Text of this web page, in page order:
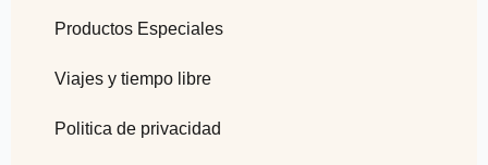
Productos Especiales
Viajes y tiempo libre
Politica de privacidad